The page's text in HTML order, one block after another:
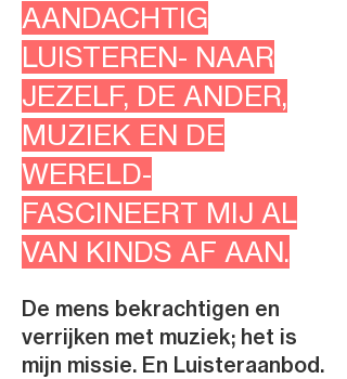
AANDACHTIG
LUISTEREN- NAAR
JEZELF, DE ANDER,
MUZIEK EN DE
WERELD-
FASCINEERT MIJ AL
VAN KINDS AF AAN.
De mens bekrachtigen en
verrijken met muziek; het is
mijn missie. En Luisteraanbod.